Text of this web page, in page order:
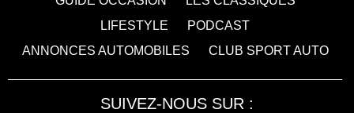
LIFESTYLE
PODCAST
ANNONCES AUTOMOBILES
CLUB SPORT AUTO
SUIVEZ-NOUS SUR :